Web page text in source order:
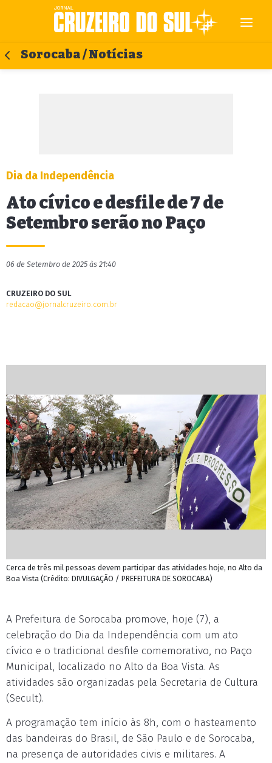
Sorocaba / Notícias
Dia da Independência
Ato cívico e desfile de 7 de
Setembro serão no Paço
06 de Setembro de 2025 às 21:40
CRUZEIRO DO SUL
redacao@jornalcruzeiro.com.br
Cerca de três mil pessoas devem participar das atividades hoje, no Alto da
Boa Vista (Crédito: DIVULGAÇÃO / PREFEITURA DE SOROCABA)
A Prefeitura de Sorocaba promove, hoje (7), a
celebração do Dia da Independência com um ato
cívico e o tradicional desfile comemorativo, no Paço
Municipal, localizado no Alto da Boa Vista. As
atividades são organizadas pela Secretaria de Cultura
(Secult).
A programação tem início às 8h, com o hasteamento
das bandeiras do Brasil, de São Paulo e de Sorocaba,
na presença de autoridades civis e militares. A